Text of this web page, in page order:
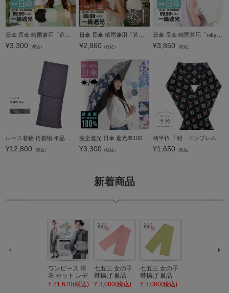
¥3,300 （税込） ¥2,860 （税込）
日傘 長傘 晴雨兼用「nifty colors 遮光レモン刺繍 2359」遮光 遮熱 撥水 はっ水 防水 UVカット PU加工 一級遮光 女性用 レディース women's プレゼント ギフト 母の日 誕生日【メール便不可】ss2506wkm10
¥3,850 （税込）
¥12,800 （税込） ¥3,300 （税込） ¥1,650 （税込）
新着商品
ワンピース 浴
衣 セット レデ
ィース 吸水速
¥ 21,670(税込)
七五三 女の子
帯揚げ 単品
「灰桃色」日
¥ 3,080(税込)
七五三 女の子
帯揚げ 単品
「若葉色」日
¥ 3,080(税込)